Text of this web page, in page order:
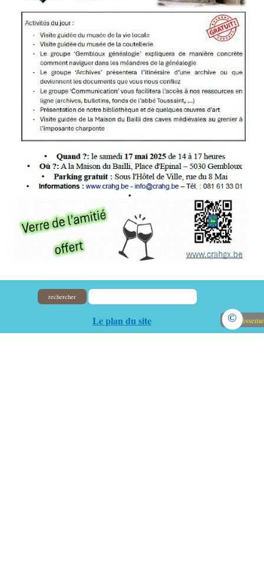
rechercher
Le plan du site ©